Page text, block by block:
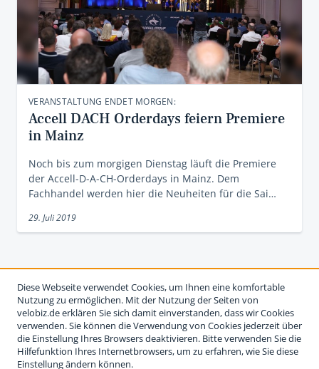
VERANSTALTUNG ENDET MORGEN:
Accell DACH Orderdays feiern Premiere
in Mainz
Noch bis zum morgigen Dienstag läuft die Premiere
der Accell-D-A-CH-Orderdays in Mainz. Dem
Fachhandel werden hier die Neuheiten für die Sai…
29. Juli 2019
Diese Webseite verwendet Cookies, um Ihnen eine komfortable
Nutzung zu ermöglichen. Mit der Nutzung der Seiten von
velobiz.de erklären Sie sich damit einverstanden, dass wir Cookies
verwenden. Sie können die Verwendung von Cookies jederzeit über
die Einstellung Ihres Browsers deaktivieren. Bitte verwenden Sie die
Hilfefunktion Ihres Internetbrowsers, um zu erfahren, wie Sie diese
Einstellung ändern können.